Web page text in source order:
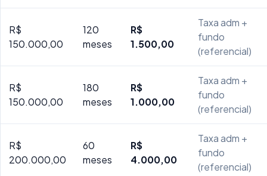
R$
150.000,00
120
meses
R$
1.500,00
Taxa adm +
fundo
(referencial)
R$
150.000,00
180
meses
R$
1.000,00
Taxa adm +
fundo
(referencial)
R$
200.000,00
60
meses
R$
4.000,00
Taxa adm +
fundo
(referencial)